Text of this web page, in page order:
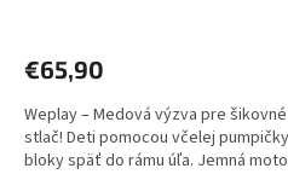
€65,90
Weplay – Medová výzva pre
stlač! Deti pomocou včelej
bloky späť do rámu úľa. Jemná